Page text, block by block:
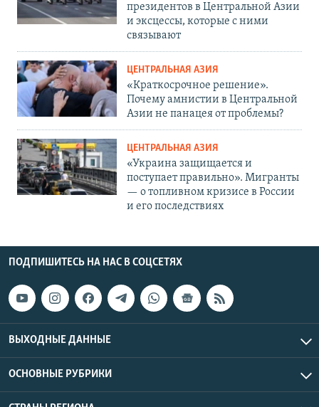
президентов в Центральной Азии
и эксцессы, которые с ними
связывают
ЦЕНТРАЛЬНАЯ АЗИЯ
«Краткосрочное решение».
Почему амнистии в Центральной
Азии не панацея от проблемы?
ЦЕНТРАЛЬНАЯ АЗИЯ
«Украина защищается и
поступает правильно». Мигранты
— о топливном кризисе в России
и его последствиях
ПОДПИШИТЕСЬ НА НАС В СОЦСЕТЯХ
ВЫХОДНЫЕ ДАННЫЕ
ОСНОВНЫЕ РУБРИКИ